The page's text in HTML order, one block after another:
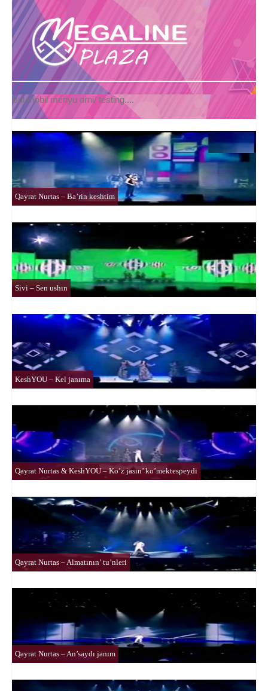
Bul mobil menyu orni/ testing....
Qayrat Nurtas – Ba’rin keshtim
Sivi – Sen ushın
KeshYOU – Kel janıma
Qayrat Nurtas & KeshYOU – Ko’z jasın’ ko’mektespeydi
Qayrat Nurtas – Almatının’ tu’nleri
Qayrat Nurtas – An’saydı janım